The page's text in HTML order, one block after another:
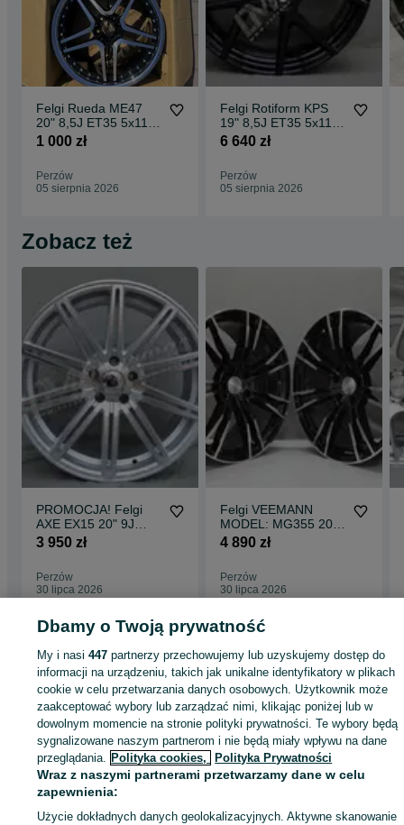
Felgi Rueda ME47
20" 8,5J ET35 5x112
CBKF1 / 2 sztuki
1 000 zł
Perzów
05 sierpnia 2026
Felgi Rotiform KPS
19" 8,5J ET35 5x112
Matte Black Face w/
6 640 zł
Perzów
05 sierpnia 2026
Zobacz też
PROMOCJA! Felgi
AXE EX15 20" 9J
ET25 5x114,3 / 5x112
3 950 zł
Perzów
30 lipca 2026
Felgi VEEMANN
MODEL: MG355 20"
9J ET35 + 10,5J
4 890 zł
Perzów
30 lipca 2026
Strona główna Motoryzacja Opony i Felgi Felgi Felgi - Wielkopolskie
- Perzów
KATEGORIA
927680607 Wyświetlenia:
Zadzwoń / SMS Wyślij wiadomość
Dbamy o Twoją prywatność
My i nasi447 partnerzy przechowujemy lub uzyskujemy dostęp do
informacji na urządzeniu, takich jak unikalne identyfikatory w plikach
cookie w celu przetwarzania danych osobowych. Użytkownik może
zaakceptować wybory lub zarządzać nimi, klikając poniżej lub w
dowolnym momencie na stronie polityki prywatności. Te wybory będą
sygnalizowane naszym partnerom i nie będą miały wpływu na dane
przeglądania. Polityka cookies, Polityka Prywatności
Wraz z naszymi partnerami przetwarzamy dane w celu
zapewnienia:
Użycie dokładnych danych geolokalizacyjnych. Aktywne skanowanie